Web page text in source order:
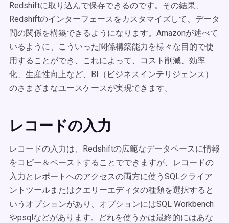
Redshiftに取り込んで保存できるのです。その結果、
Redshiftのインターフェースをカスタマイズして、データ
間の関係を構築できるようになります。Amazonが述べて
いるように、こういった関係構築能力を様々な目的で使
用することができ、これによって、コスト削減、効率
化、生産性向上など、BI（ビジネスインテリジェンス）
のさまざまなユースケースが実現できます。
レコードの入力
レコードの入力は、Redshiftの広範なデータベースに情報
をコピー＆ペーストすることでできますが、レコードの
入力とレポートへのアクセスの両方に使うSQLクライア
ントツールまたはクエリーエディタの種類を選択すると
いうオプションがあり、オプションにはSQL Workbench
やpsqlなどがあります。どれを使うかは最終的にはあな